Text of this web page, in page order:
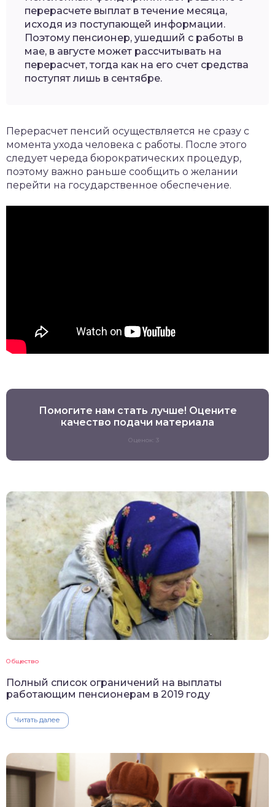
перерасчете выплат в течение месяца,
исходя из поступающей информации.
Поэтому пенсионер, ушедший с работы в
мае, в августе может рассчитывать на
перерасчет, тогда как на его счет средства
поступят лишь в сентябре.
Перерасчет пенсий осуществляется не сразу с
момента ухода человека с работы. После этого
следует череда бюрократических процедур,
поэтому важно раньше сообщить о желании
перейти на государственное обеспечение.
Помогите нам стать лучше! Оцените
качество подачи материала
Оценок: 3
Общество
Полный список ограничений на выплаты
работающим пенсионерам в 2019 году
Читать далее